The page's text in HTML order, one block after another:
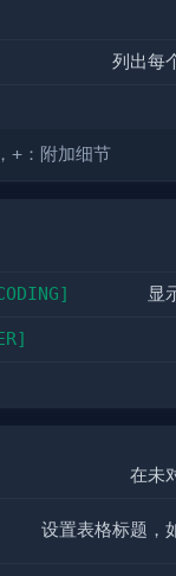
列出每
+ ：附加细节
显
在未
设置表格标题，